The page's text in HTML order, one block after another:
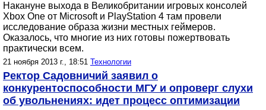
Накануне выхода в Великобритании игровых консолей
Xbox One от Microsoft и PlayStation 4 там провели
исследование образа жизни местных геймеров.
Оказалось, что многие из них готовы пожертвовать
практически всем.
21 ноября 2013 г., 18:51 Технологии
Ректор Садовничий заявил о
конкурентоспособности МГУ и опроверг слухи
об увольнениях: идет процесс оптимизации